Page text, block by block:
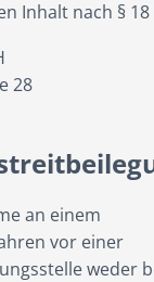
Inhalt nach § 18
28
an einem
vor einer
weder